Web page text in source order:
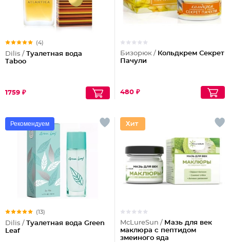
(4)
Dilis / Туалетная вода
Taboo
1759 ₽
Бизорюк / Кольдкрем Секрет
Пачули
480 ₽
Рекомендуем
(13)
Dilis / Туалетная вода Green
Leaf
McLureSun / Мазь для век
маклюра с пептидом
змеиного яда